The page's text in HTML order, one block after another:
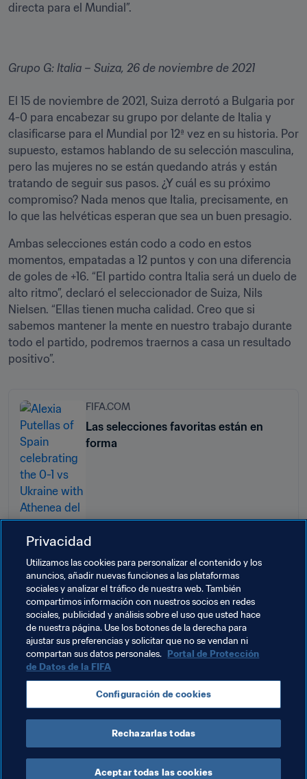
directa para el Mundial”.
Grupo G: Italia – Suiza, 26 de noviembre de 2021
El 15 de noviembre de 2021, Suiza derrotó a Bulgaria por
4-0 para encabezar su grupo por delante de Italia y
clasificarse para el Mundial por 12ª vez en su historia. Por
supuesto, estamos hablando de su selección masculina,
pero las mujeres no se están quedando atrás y están
tratando de seguir sus pasos. ¿Y cuál es su próximo
compromiso? Nada menos que Italia, precisamente, en
lo que las helvéticas esperan que sea un buen presagio.
Ambas selecciones están codo a codo en estos
momentos, empatadas a 12 puntos y con una diferencia
de goles de +16. “El partido contra Italia será un duelo de
alto ritmo”, declaró el seleccionador de Suiza, Nils
Nielsen. “Ellas tienen mucha calidad. Creo que si
sabemos mantener la mente en nuestro trabajo durante
todo el partido, podremos traernos a casa un resultado
positivo”.
FIFA.COM
Las selecciones favoritas están en
forma
Temas relacionados
Copa Mundial Femenina de la FIFA 2023™
England UEFA Austria Switzerland
Italy Sweden Finland Denmark Russia
España Scotland
Privacidad
Utilizamos las cookies para personalizar el contenido y los
anuncios, añadir nuevas funciones a las plataformas
sociales y analizar el tráfico de nuestra web. También
compartimos información con nuestros socios en redes
sociales, publicidad y análisis sobre el uso que usted hace
de nuestra página. Use los botones de la derecha para
ajustar sus preferencias y solicitar que no se vendan ni
compartan sus datos personales. Portal de Protección
de Datos de la FIFA
Configuración de cookies
Rechazarlas todas
Aceptar todas las cookies